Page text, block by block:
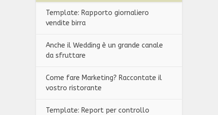
Template: Rapporto giornaliero
vendite birra
Anche il Wedding è un grande canale
da sfruttare
Come fare Marketing? Raccontate il
vostro ristorante
Template: Report per controllo